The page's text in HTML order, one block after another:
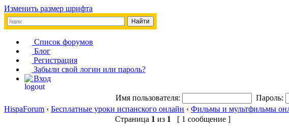
Изменить размер шрифта
Список форумов
Блог
Регистрация
Забыли свой логин или пароль?
Вход
Имя пользователя: Пароль:
HispaForum ‹ Бесплатные уроки испанского онлайн ‹ Фильмы и мультфильмы
Страница 1 из 1 [ 1 сообщение ]